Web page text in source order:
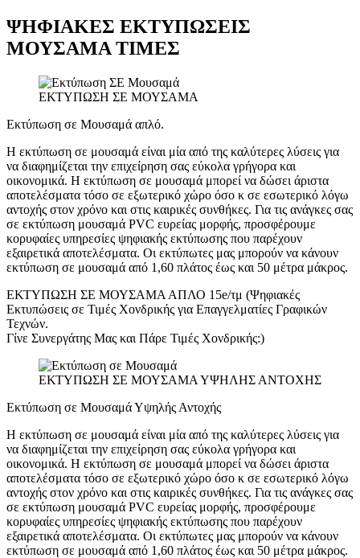
ΨΗΦΙΑΚΕΣ ΕΚΤΥΠΩΣΕΙΣ
ΜΟΥΣΑΜΑ ΤΙΜΕΣ
ΕΚΤΥΠΩΣΗ ΣΕ ΜΟΥΣΑΜΑ
Εκτύπωση σε Μουσαμά απλό.
Η εκτύπωση σε μουσαμά είναι μία από της καλύτερες λύσεις για
να διαφημίζεται την επιχείρηση σας εύκολα γρήγορα και
οικονομικά. Η εκτύπωση σε μουσαμά μπορεί να δώσει άριστα
αποτελέσματα τόσο σε εξωτερικό χώρο όσο κ σε εσωτερικό λόγω
αντοχής στον χρόνο και στις καιρικές συνθήκες. Για τις ανάγκες σας
σε εκτύπωση μουσαμά PVC ευρείας μορφής, προσφέρουμε
κορυφαίες υπηρεσίες ψηφιακής εκτύπωσης που παρέχουν
εξαιρετικά αποτελέσματα. Οι εκτύπωτες μας μπορούν να κάνουν
εκτύπωση σε μουσαμά από 1,60 πλάτος έως και 50 μέτρα μάκρος.
ΕΚΤΥΠΩΣΗ ΣΕ ΜΟΥΣΑΜΑ ΑΠΛΟ 15e/τμ (Ψηφιακές
Εκτυπώσεις σε Τιμές Χονδρικής για Επαγγελματίες Γραφικών
Τεχνών.
Γίνε Συνεργάτης Μας και Πάρε Τιμές Χονδρικής:)
ΕΚΤΥΠΩΣΗ ΣΕ ΜΟΥΣΑΜΑ ΥΨΗΛΗΣ ΑΝΤΟΧΗΣ
Εκτύπωση σε Μουσαμά Υψηλής Αντοχής
Η εκτύπωση σε μουσαμά είναι μία από της καλύτερες λύσεις για
να διαφημίζεται την επιχείρηση σας εύκολα γρήγορα και
οικονομικά. Η εκτύπωση σε μουσαμά μπορεί να δώσει άριστα
αποτελέσματα τόσο σε εξωτερικό χώρο όσο κ σε εσωτερικό λόγω
αντοχής στον χρόνο και στις καιρικές συνθήκες. Για τις ανάγκες σας
σε εκτύπωση μουσαμά PVC ευρείας μορφής, προσφέρουμε
κορυφαίες υπηρεσίες ψηφιακής εκτύπωσης που παρέχουν
εξαιρετικά αποτελέσματα. Οι εκτύπωτες μας μπορούν να κάνουν
εκτύπωση σε μουσαμά από 1,60 πλάτος έως και 50 μέτρα μάκρος.